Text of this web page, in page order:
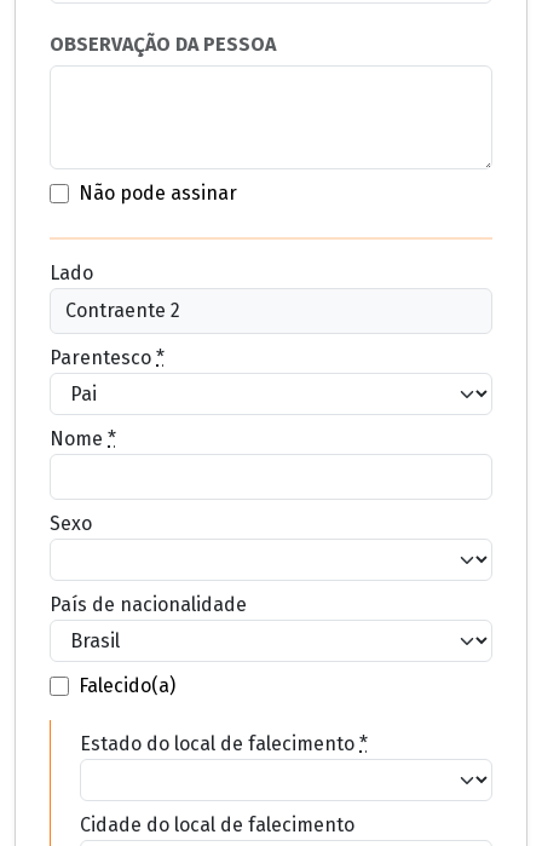
OBSERVAÇÃO DA PESSOA
Não pode assinar
Lado
Parentesco *
Nome *
Sexo
País de nacionalidade
Falecido(a)
Estado do local de falecimento *
Cidade do local de falecimento